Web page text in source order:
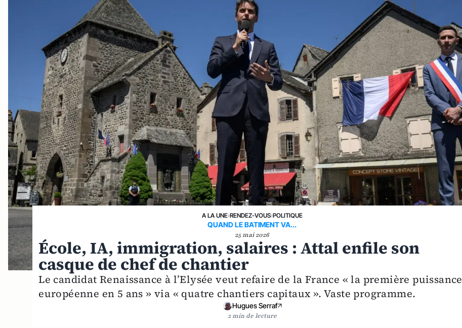
A LA UNE›RENDEZ-VOUS›POLITIQUE
QUAND LE BATIMENT VA...
25 mai 2026
École, IA, immigration, salaires : Attal enfile son
casque de chef de chantier
Le candidat Renaissance à l’Elysée veut refaire de la France « la première puissance
européenne en 5 ans » via « quatre chantiers capitaux ». Vaste programme.
Hugues Serraf
2 min de lecture